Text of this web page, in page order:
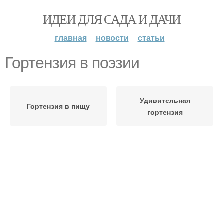
ИДЕИ ДЛЯ САДА И ДАЧИ
главная новости статьи
Гортензия в поэзии
Гортензия в пищу
Удивительная
гортензия